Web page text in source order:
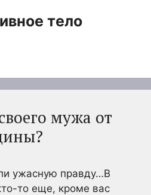
тело
мужа от
ужасную правду…В
то еще, кроме вас